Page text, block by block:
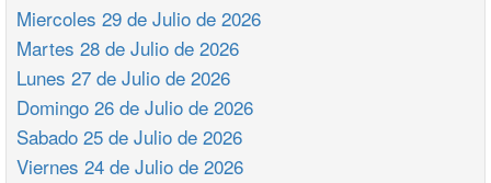
Miercoles 29 de Julio de 2026
Martes 28 de Julio de 2026
Lunes 27 de Julio de 2026
Domingo 26 de Julio de 2026
Sabado 25 de Julio de 2026
Viernes 24 de Julio de 2026